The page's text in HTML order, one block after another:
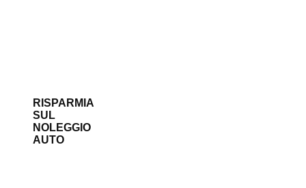
RISPARMIA
SUL
NOLEGGIO
AUTO